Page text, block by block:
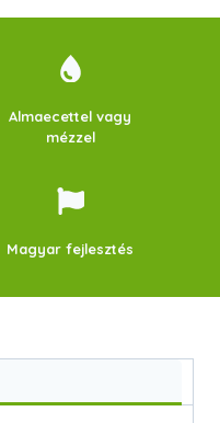
Almaecettel vagy
mézzel
Magyar fejlesztés